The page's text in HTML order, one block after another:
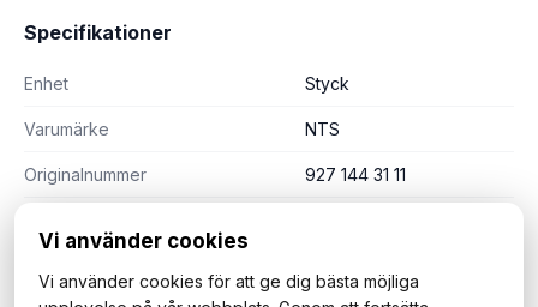
Specifikationer
Enhet Styck
Varumärke NTS
Originalnummer 927 144 31 11
Vi använder cookies
Vi använder cookies för att ge dig bästa möjliga